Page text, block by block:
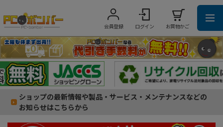
会員登録 ログイン お買物かご
ショップの最新情報や製品・サービス・メンテナンスなどの
お知らせはこちらから